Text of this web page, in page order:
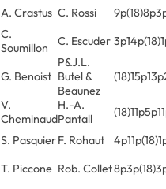
A. Crastus C. Rossi
C.
Soumillon
C. Escuder
G. Benoist
P&J.L.
Butel &
Beaunez
V.
Cheminaud
H.-A.
Pantall
S. PasquierF. Rohaut
T. Piccone Rob. Collet